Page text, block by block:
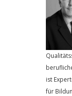
ist
für